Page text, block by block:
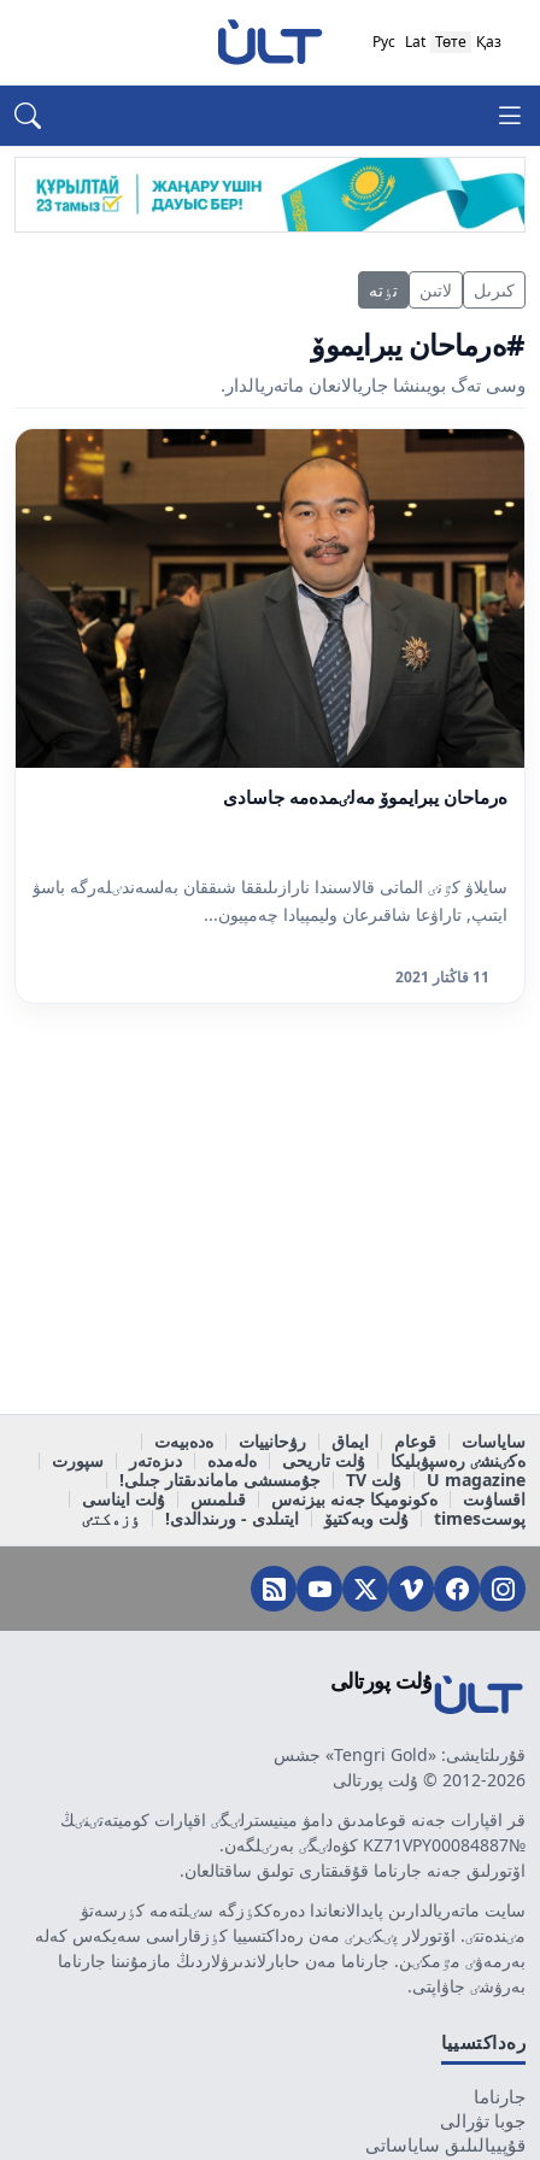
Қаз
Төте
Lat
Рус
كىرىل لاتىن تٶتە
#ەرماحان يبرايموۆ
وسى تەگ بويىنشا جاريالانعان ماتەريالدار.
ەرماحان يبرايموۆ مەلٸمدەمە جاسادى
سايلاۋ كٷنٸ الماتى قالاسىندا نارازىلىققا شىققان بەلسەندٸلەرگە باسۋ
ايتىپ, تاراۋعا شاقىرعان وليمپيادا چەمپيون...
11 قاڭتار 2021
ساياسات قوعام ايماق رۋحانييات
ەدەبيەت
ەكٸنشٸ رەسپۋبليكا
ۇلت تاريحى ەلەمدە دىزەتەر
سپورت
U magazine
ۇلت TV
جۇمىسشى ماماندىقتار جىلى!
اقساۋىت
ەكونوميكا جەنە بيزنەس قىلمىس
ۇلت ايناسى
پوستtimes
ۇلت وبەكتيۆ ايتىلدى - ورىندالدى! ٶزەكتٸ
ۇلت پورتالى
قۇرىلتايشى: «Tengri Gold» جشس
2012-2026 © ۇلت پورتالى
قر اقپارات جەنە قوعامدىق دامۋ مينيسترلٸگٸ اقپارات كوميتەتٸنٸڭ
№KZ71VPY00084887 كۋەلٸگٸ بەرٸلگەن.
اۆتورلىق جەنە جارناما قۇقىقتارى تولىق ساقتالعان.
سايت ماتەريالدارىن پايدالانعاندا دەرەككٶزگە سٸلتەمە كٶرسەتۋ
مٸندەتتٸ. اۆتورلار پٸكٸرٸ مەن رەداكتسييا كٶزقاراسى سەيكەس كەلە
بەرمەۋٸ مٷمكٸن. جارناما مەن حابارلاندىرۋلاردىڭ مازمۇنىنا جارناما
بەرۋشٸ جاۋاپتى.
رەداكتسييا
جارناما
جوبا تۋرالى
قۇپييالىلىق ساياساتى